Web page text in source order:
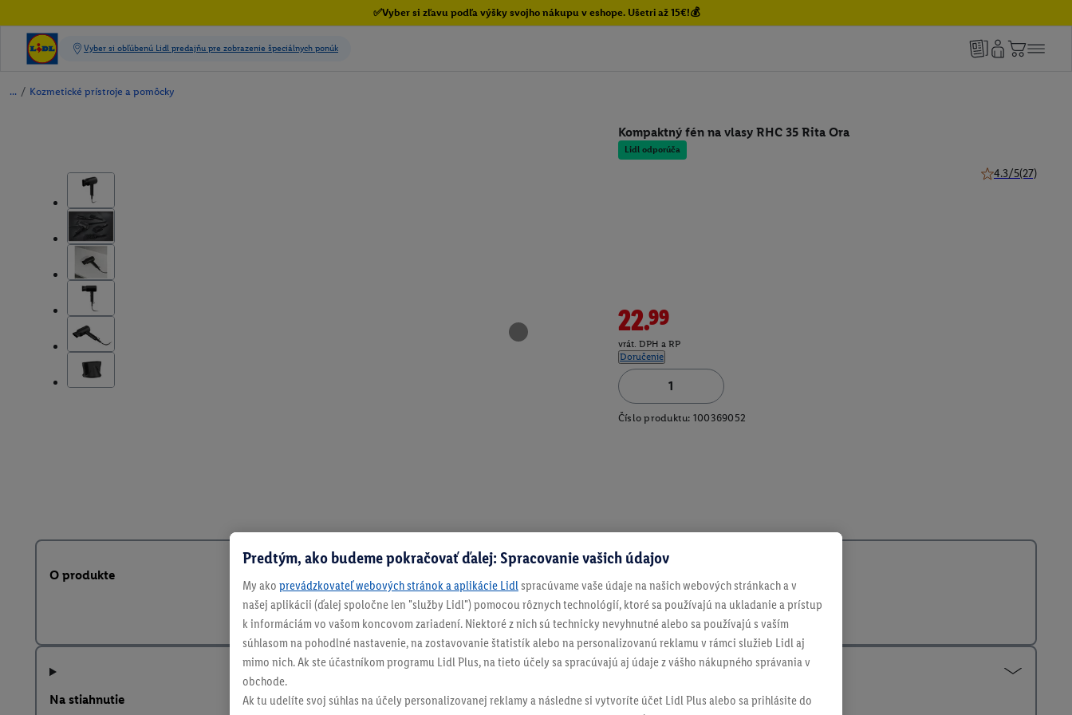
✅Vyber si zľavu podľa výšky svojho nákupu v eshope. Ušetri až 15€!💰
/ Kozmetické prístroje a pomôcky
Kompaktný fén na vlasy RHC 35 Rita Ora
Lidl odporúča
4.3/5(27)
22.99
vrát. DPH a RP
Doručenie
Číslo produktu: 100369052
O produkte
Na stiahnutie
Predtým, ako budeme pokračovať ďalej: Spracovanie vašich údajov
My ako prevádzkovateľ webových stránok a aplikácie Lidl spracúvame vaše údaje na našich webových stránkach a v
našej aplikácii (ďalej spoločne len "služby Lidl") pomocou rôznych technológií, ktoré sa používajú na ukladanie a prístup
k informáciám vo vašom koncovom zariadení. Niektoré z nich sú technicky nevyhnutné alebo sa používajú s vaším
súhlasom na pohodlné nastavenie, na zostavovanie štatistík alebo na personalizovanú reklamu v rámci služieb Lidl aj
mimo nich. Ak ste účastníkom programu Lidl Plus, na tieto účely sa spracúvajú aj údaje z vášho nákupného správania v
obchode.
Ak tu udelíte svoj súhlas na účely personalizovanej reklamy a následne si vytvoríte účet Lidl Plus alebo sa prihlásite do